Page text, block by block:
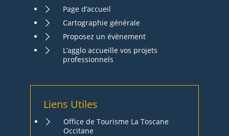
Page d’accueil
Cartographie générale
Proposez un évènement
L’agglo accueille vos projets
professionnels
Liens Utiles
Office de Tourisme La Toscane
Occitane